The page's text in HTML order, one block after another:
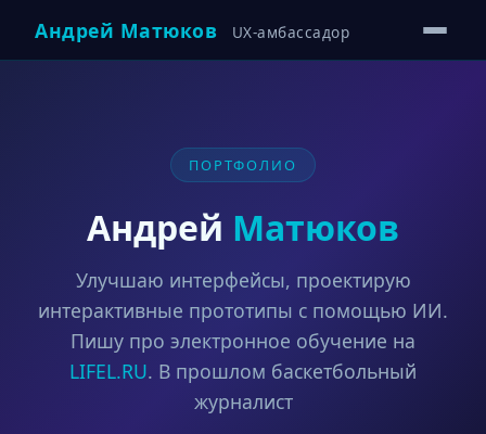
Андрей Матюков UX-амбассадор
ПОРТФОЛИО
Андрей Матюков
Улучшаю интерфейсы, проектирую
интерактивные прототипы с помощью ИИ.
Пишу про электронное обучение на
LIFEL.RU. В прошлом баскетбольный
журналист